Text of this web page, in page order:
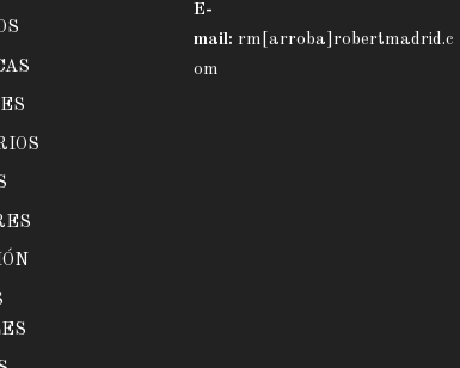
E-
mail: rm[arroba]robertmadrid.c
om